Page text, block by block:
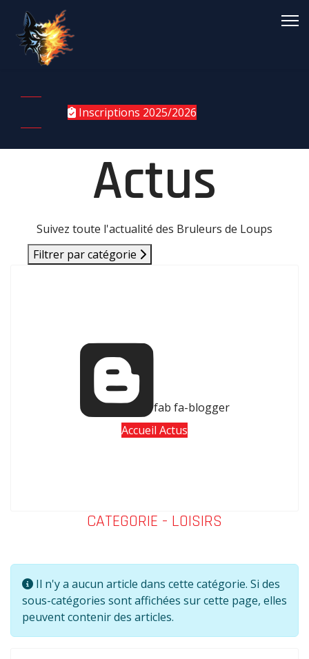
Inscriptions 2025/2026
Actus
Suivez toute l'actualité des Bruleurs de Loups
Filtrer par catégorie
fab fa-blogger
Accueil Actus
CATEGORIE - LOISIRS
Info
Il n'y a aucun article dans cette catégorie. Si des
sous-catégories sont affichées sur cette page, elles
peuvent contenir des articles.